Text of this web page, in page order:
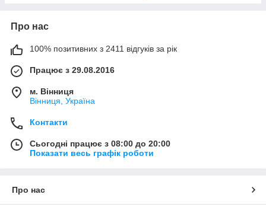
Про нас
100% позитивних з 2411 відгуків за рік
Працює з 29.08.2016
м. Вінниця
Вінниця, Україна
Контакти
Сьогодні працює з 08:00 до 20:00
Показати весь графік роботи
Про нас